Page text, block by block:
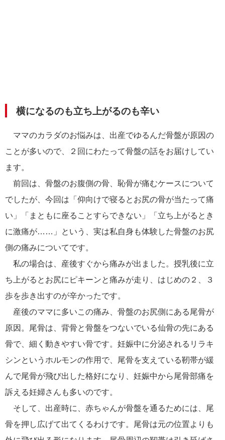
横になるのも立ち上がるのも辛い
ママのカラダのお悩みは、出産でゆるんだ骨盤が原因の
ことが多いので、２回にわたって骨盤の話をお届けしてい
ます。
前回は、骨盤のお腹側の骨、恥骨が痛むケースについて
でしたが、今回は「仰向けで寝るとお尻の骨が当たって痛
い」「まともに座ることすらできない」「立ち上がるとき
に激痛が……」という、実は私自身も体験した骨盤のお尻
側の痛みについてです。
私の場合は、産後すぐから痛みが出ました。授乳後に立
ち上がるとお尻にピキーンと痛みが走り、はじめの２、３
歩を歩き出すのが辛かったです。
産後のママに多いこの痛み、骨盤のお尻側にある尾骨が
原因。尾骨は、背骨と骨盤をつないでいる仙骨の先にある
骨で、細く動きやすい骨です。妊娠中に分泌されるリラキ
シンというホルモンの作用で、尾骨を支えている靭帯が緩
んで尾骨が飛び出した格好になり、妊娠中から尾骨部痛を
訴える妊婦さんも多いのです。
そして、出産時に、赤ちゃんが骨盤を通るためには、尾
骨を押し広げて出てくるわけです。尾骨は元の位置よりも